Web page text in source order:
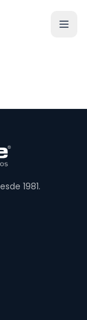
1981.